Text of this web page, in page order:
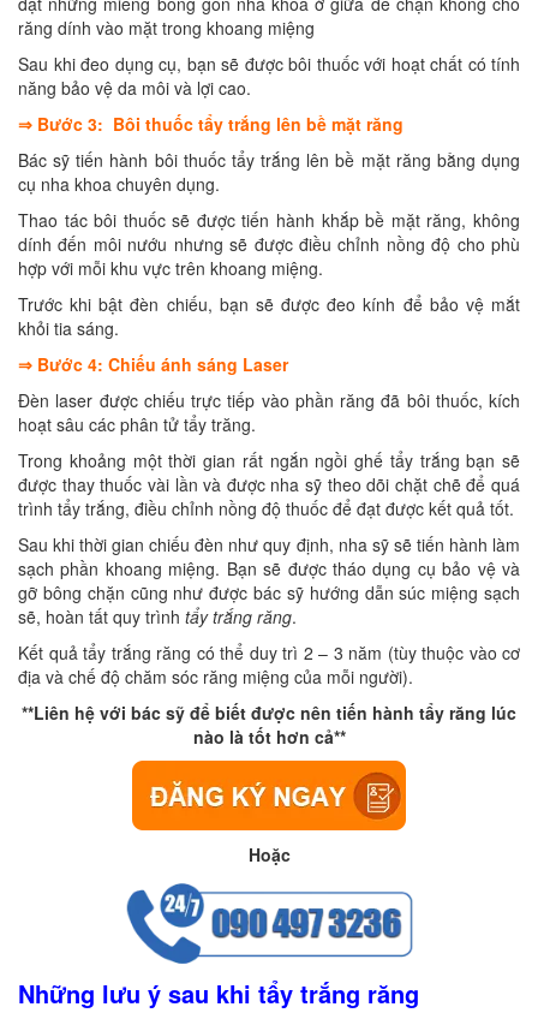
răng dính vào mặt trong khoang miệng
Sau khi đeo dụng cụ, bạn sẽ được bôi thuốc với hoạt chất có tính
năng bảo vệ da môi và lợi cao.
⇒ Bước 3: Bôi thuốc tẩy trắng lên bề mặt răng
Bác sỹ tiến hành bôi thuốc tẩy trắng lên bề mặt răng bằng dụng
cụ nha khoa chuyên dụng.
Thao tác bôi thuốc sẽ được tiến hành khắp bề mặt răng, không
dính đến môi nướu nhưng sẽ được điều chỉnh nồng độ cho phù
hợp với mỗi khu vực trên khoang miệng.
Trước khi bật đèn chiếu, bạn sẽ được đeo kính để bảo vệ mắt
khỏi tia sáng.
⇒ Bước 4: Chiếu ánh sáng Laser
Đèn laser được chiếu trực tiếp vào phần răng đã bôi thuốc, kích
hoạt sâu các phân tử tẩy trăng.
Trong khoảng một thời gian rất ngắn ngồi ghế tẩy trắng bạn sẽ
được thay thuốc vài lần và được nha sỹ theo dõi chặt chẽ để quá
trình tẩy trắng, điều chỉnh nồng độ thuốc để đạt được kết quả tốt.
Sau khi thời gian chiếu đèn như quy định, nha sỹ sẽ tiến hành làm
sạch phần khoang miệng. Bạn sẽ được tháo dụng cụ bảo vệ và
gỡ bông chặn cũng như được bác sỹ hướng dẫn súc miệng sạch
sẽ, hoàn tất quy trình tẩy trắng răng.
Kết quả tẩy trắng răng có thể duy trì 2 – 3 năm (tùy thuộc vào cơ
địa và chế độ chăm sóc răng miệng của mỗi người).
**Liên hệ với bác sỹ để biết được nên tiến hành tẩy răng lúc
nào là tốt hơn cả**
Hoặc
Những lưu ý sau khi tẩy trắng răng